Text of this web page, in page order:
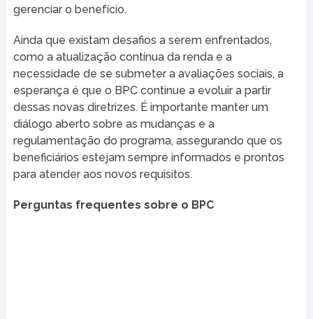
gerenciar o benefício.
Ainda que existam desafios a serem enfrentados,
como a atualização contínua da renda e a
necessidade de se submeter a avaliações sociais, a
esperança é que o BPC continue a evoluir a partir
dessas novas diretrizes. É importante manter um
diálogo aberto sobre as mudanças e a
regulamentação do programa, assegurando que os
beneficiários estejam sempre informados e prontos
para atender aos novos requisitos.
Perguntas frequentes sobre o BPC